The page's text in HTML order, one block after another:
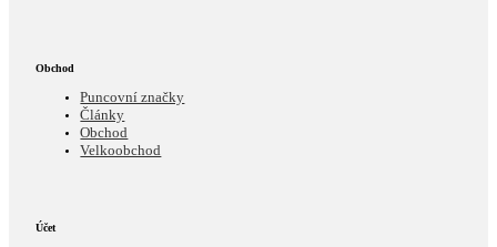
Obchod
Puncovní značky
Články
Obchod
Velkoobchod
Účet